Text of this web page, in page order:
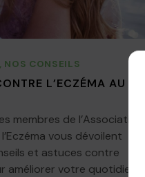
, NOS CONSEILS
L’ECZÉMA AU
membres de l’Association
vous dévoilent
et astuces contre
améliorer votre quotidien....